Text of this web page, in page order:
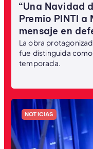
“Una Navidad
Premio PINTI
mensaje en
La obra
fue distinguida
temporada.
NOTICIAS